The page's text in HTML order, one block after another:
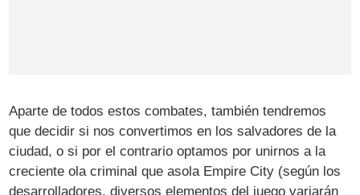
Aparte de todos estos combates, también tendremos
que decidir si nos convertimos en los salvadores de la
ciudad, o si por el contrario optamos por unirnos a la
creciente ola criminal que asola Empire City (según los
desarrolladores, diversos elementos del juego variarán